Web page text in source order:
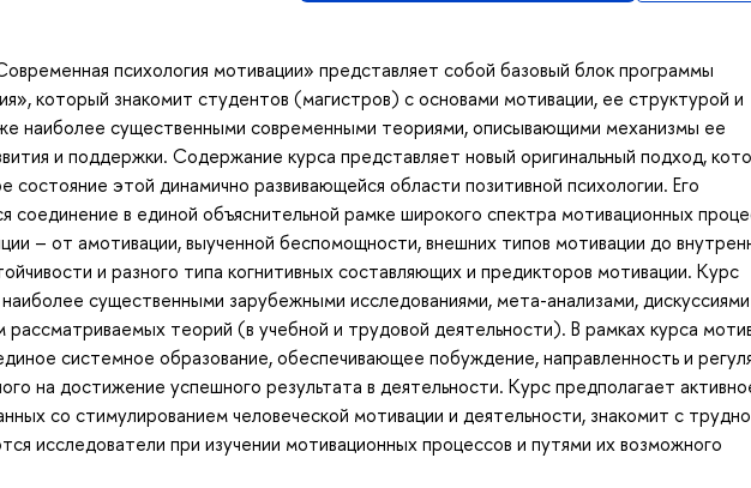
психология мотивации» представляет собой базовый блок программы
который знакомит студентов (магистров) с основами мотивации, ее структурой и
наиболее существенными современными теориями, описывающими механизмы ее
и поддержки. Содержание курса представляет новый оригинальный подход,
этой динамично развивающейся области позитивной психологии. Его
соединение в единой объяснительной рамке широкого спектра мотивационных
– от амотивации, выученной беспомощности, внешних типов мотивации до
и разного типа когнитивных составляющих и предикторов мотивации. Курс
существенными зарубежными исследованиями, мета-анализами,
рассматриваемых теорий (в учебной и трудовой деятельности). В рамках курса
системное образование, обеспечивающее побуждение, направленность и
на достижение успешного результата в деятельности. Курс предполагает
со стимулированием человеческой мотивации и деятельности, знакомит с
исследователи при изучении мотивационных процессов и путями их возможного